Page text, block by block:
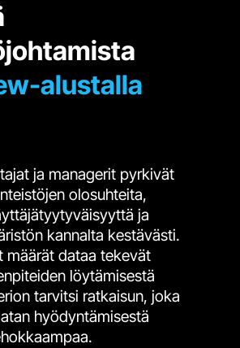
alustalla
ja managerit pyrkivät
olosuhteita,
ja
kannalta kestävästi.
määrät dataa tekevät
löytämisestä
tarvitsi ratkaisun, joka
hyödyntämisestä